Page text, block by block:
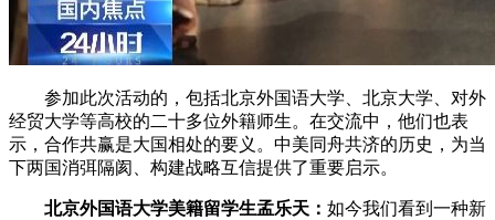
参加此次活动的，包括北京外国语大学、北京大学、对外
经贸大学等高校的二十多位外籍师生。在交流中，他们也表
示，合作共赢是大国相处的要义。中美同舟共济的历史，为当
下两国消弭隔阂、构建战略互信提供了重要启示。
北京外国语大学美籍留学生孟乐天： 如今我们看到一种新